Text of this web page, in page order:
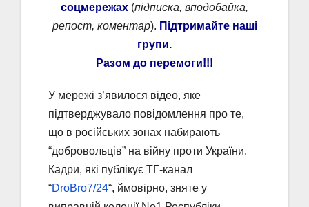
соцмережах (підписка, вподобайка,
репост, коментар). Підтримайте наші
групи.
Разом до перемоги!!!
У мережі з’явилося відео, яке
підтверджувало повідомлення про те,
що в російських зонах набирають
“добровольців” на війну проти України.
Кадри, які публікує ТГ-канал
“DroBro7/24“, ймовірно, зняте у